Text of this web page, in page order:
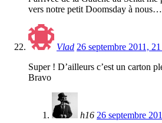
vers notre petit Doomsday à nous…
Vlad 26 septembre 2011,
Super ! D’ailleurs c’est un carton
Bravo
h16 26 septembre